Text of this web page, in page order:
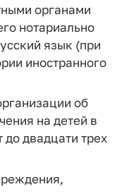
органами
нотариально
язык (при
иностранного
об
на детей в
до двадцати трех